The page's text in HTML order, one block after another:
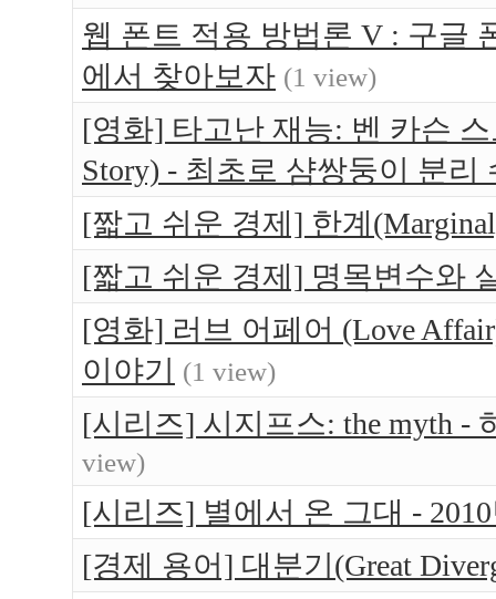
웹 폰트 적용 방법론 V : 구글
에서 찾아보자 (1 view)
[영화] 타고난 재능: 벤 카슨 스
Story) - 최초로 샴쌍둥이 분
[짧고 쉬운 경제] 한계
[짧고 쉬운 경제] 명목변수와
[영화] 러브 어페어 (Love
이야기
(1 view)
[시리즈] 시지프스: the myth -
view)
[시리즈] 별에서 온 그대 -
[경제 용어] 대분기(Great